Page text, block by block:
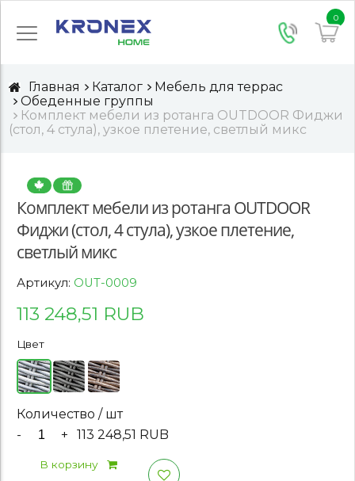
0
Главная Каталог
Мебель для террас
Обеденные группы
Комплект мебели из ротанга OUTDOOR Фиджи
(стол, 4 стула), узкое плетение, светлый микс
Комплект мебели из ротанга OUTDOOR
Фиджи (стол, 4 стула), узкое плетение,
светлый микс
Артикул: OUT-0009
113 248,51 RUB
Цвет
Количество / шт
-
+ 113 248,51 RUB
В корзину